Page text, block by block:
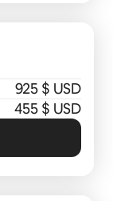
925 $ USD
455 $ USD